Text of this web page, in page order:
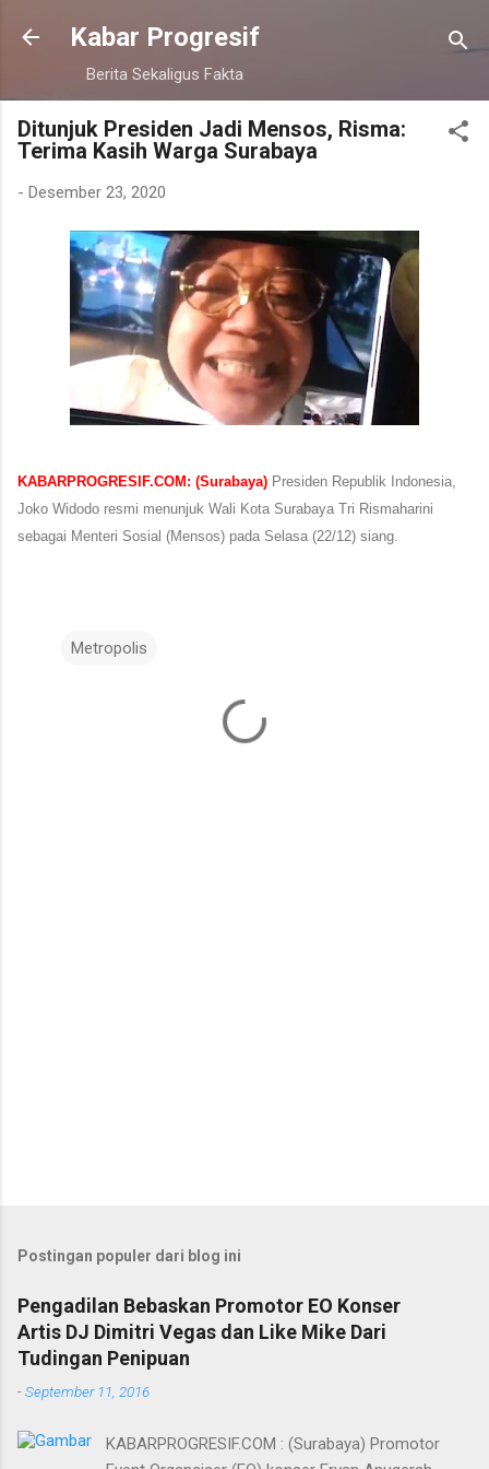
Langsung ke konten utama
Kabar Progresif
Berita Sekaligus Fakta
Ditunjuk Presiden Jadi Mensos, Risma:
Terima Kasih Warga Surabaya
- Desember 23, 2020
KABARPROGRESIF.COM: (Surabaya) Presiden Republik Indonesia,
Joko Widodo resmi menunjuk Wali Kota Surabaya Tri Rismaharini
sebagai Menteri Sosial (Mensos) pada Selasa (22/12) siang.
Metropolis
Postingan populer dari blog ini
Pengadilan Bebaskan Promotor EO Konser
Artis DJ Dimitri Vegas dan Like Mike Dari
Tudingan Penipuan
-September 11, 2016
KABARPROGRESIF.COM : (Surabaya) Promotor